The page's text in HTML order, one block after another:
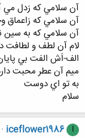
آن سلامي که زدل مي
آن سلامي که
آن سلامي که به
لام آن لطف و لطافت
الف-اَش الفت بي
ميم آن عطر محبت
به تو اي دوست
سلام
I
iceflower1986